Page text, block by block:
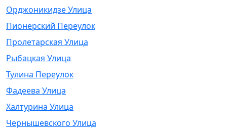
Орджоникидзе Улица
Пионерский Переулок
Пролетарская Улица
Рыбацкая Улица
Тулина Переулок
Фадеева Улица
Халтурина Улица
Чернышевского Улица